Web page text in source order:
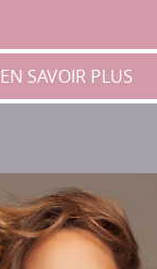
EN SAVOIR PLUS